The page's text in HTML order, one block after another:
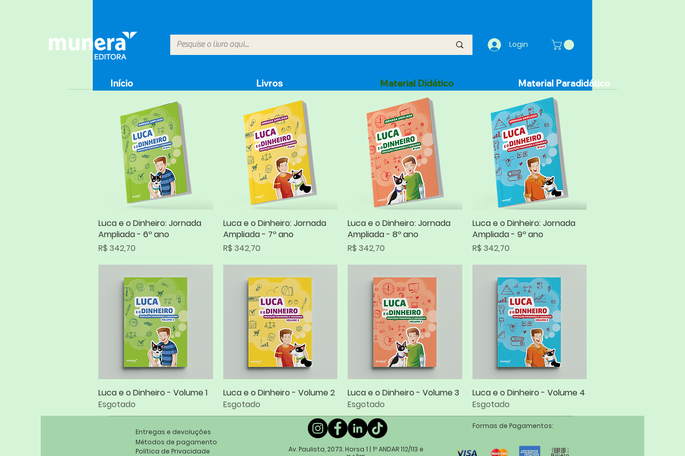
Login
Início Livros Material Didático Material Paradidático
Visualização rápida
Luca e o Dinheiro: Jornada
Ampliada - 6º ano
Preço
R$ 342,70
Visualização rápida
Luca e o Dinheiro: Jornada
Ampliada - 7º ano
Preço
R$ 342,70
Visualização rápida
Luca e o Dinheiro: Jornada
Ampliada - 8º ano
Preço
R$ 342,70
Visualização rápida
Luca e o Dinheiro: Jornada
Ampliada - 9º ano
Preço
R$ 342,70
Visualização rápida
Luca e o Dinheiro - Volume 1
Esgotado
Visualização rápida
Luca e o Dinheiro - Volume 2
Esgotado
Visualização rápida
Luca e o Dinheiro - Volume 3
Esgotado
Visualização rápida
Luca e o Dinheiro - Volume 4
Esgotado
Entregas e devoluções
Métodos de pagamento
Av. Paulista, 2073. Horsa 1 | 1º ANDAR 112/113 e
Formas de Pagamentos:
Política de Privacidade